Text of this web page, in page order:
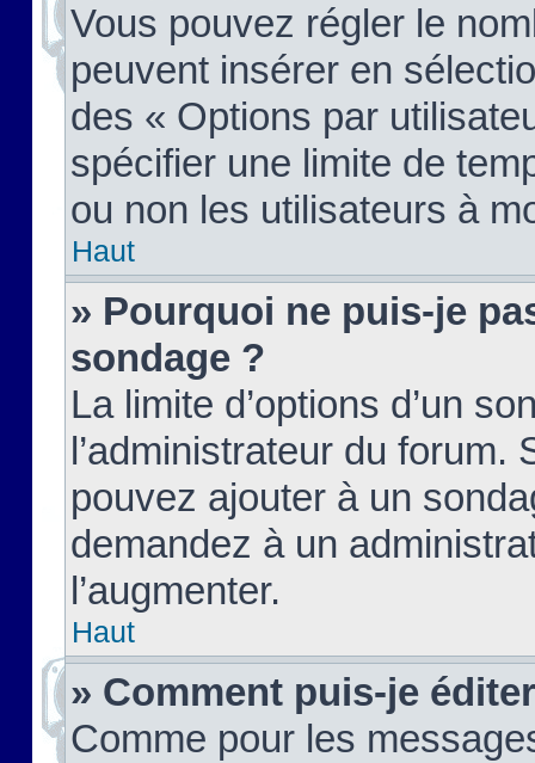
Vous pouvez régler le
peuvent insérer en
des « Options par
spécifier une limite de
ou non les utilisateurs à
Haut
» Pourquoi ne puis-je
sondage ?
La limite d’options d’un
l’administrateur du forum.
pouvez ajouter à un
demandez à un
l’augmenter.
Haut
» Comment puis-je
Comme pour les